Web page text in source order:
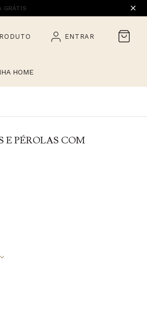
ENTRAR
HOME
E PÉROLAS COM